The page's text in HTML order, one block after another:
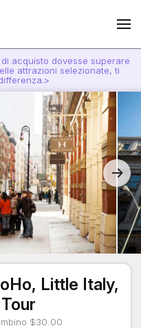
acquisto dovesse superare
attrazioni selezionate, ti
Little Italy,
$30.00